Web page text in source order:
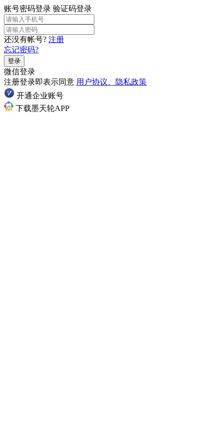
账号密码登录 验证码登录
还没有帐号? 注册
忘记密码?
登录
微信登录
注册登录即表示同意 用户协议、隐私政策
开通企业账号
下载墨天轮APP